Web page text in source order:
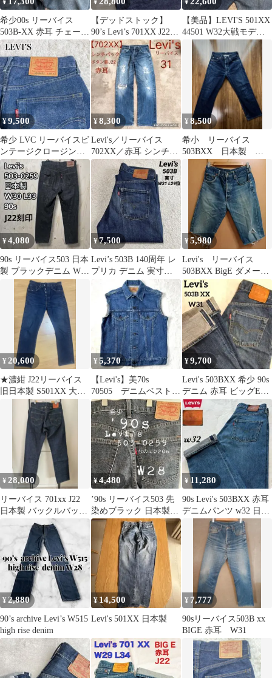
¥
希少00s リーバイス
503B-XX 赤耳 チェーン
ステッチ W36 旧日本製
¥
【デッドストック】
90’s Levi’s 701XX J22
30’s復刻 赤耳
¥
【美品】LEVI'S 501XX
44501 W32大戦モデル
月桂樹
¥9,500
希少 LVC リーバイスビ
ンテージクロージング
503BSXX W29
¥8,300
Levi's／リーバイス
702XX／赤耳 シンチバ
ック／ボタン裏J22／31
¥8,500
希小 リーバイス
503BXX 日本製
W31 501 赤耳 濃
紺 雰囲気抜群
¥4,080
90s リーバイス503 日本
製 ブラックデニム W30
L33 LEVI’S
¥7,500
Levi’s 503B 140周年 レ
プリカ デニム 実寸
W31 L29位
¥5,980
Levi's リーバイス
503BXX BigE ダメージ
ハーフパンツ J22
¥ 20,600
★濃紺 J22リーバイス
旧日本製 S501XX 大戦
モデル 44501 W31
¥5,370
【Levi's】美70s
70505 デニムベスト
リメイク 38
¥9,700
Levi's 503BXX 希少 90s
デニム 赤耳 ビッグE
W31
¥ 28,000
リーバイス 701xx J22
日本製 バックルバック
¥4,480
’90s リーバイス503 先
染めブラック 日本製
J22
¥11,280
90s Levi's 503BXX 赤耳
デニムパンツ w32 日本
¥2,880
90’s archive Levi’s W515
high rise denim
¥14,500
Levi's 501XX 日本製
¥ 7,777
90sリーバイス503B xx
BIGE 赤耳 W31